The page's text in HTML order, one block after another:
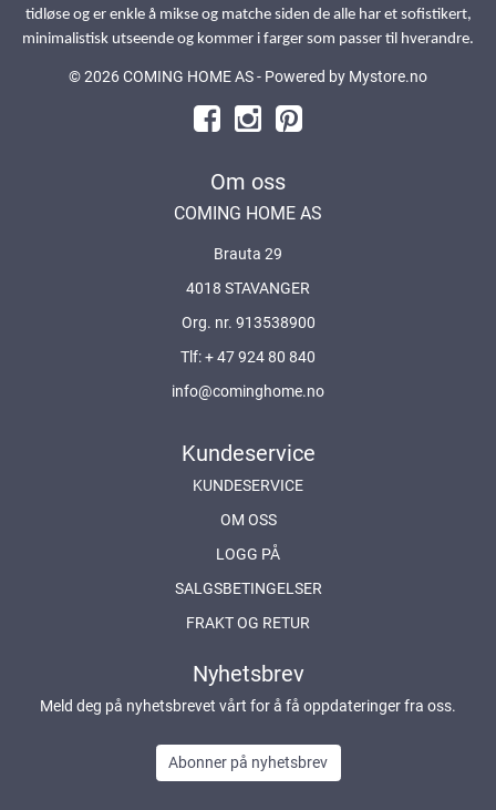
tidløse og er enkle å mikse og matche siden de alle har et sofistikert,
minimalistisk utseende og kommer i farger som passer til hverandre.
© 2026 COMING HOME AS - Powered by Mystore.no
Om oss
COMING HOME AS
Brauta 29
4018 STAVANGER
Org. nr. 913538900
Tlf:+ 47 924 80 840
info@cominghome.no
Kundeservice
KUNDESERVICE
OM OSS
LOGG PÅ
SALGSBETINGELSER
FRAKT OG RETUR
Nyhetsbrev
Meld deg på nyhetsbrevet vårt for å få oppdateringer fra oss.
Abonner på nyhetsbrev